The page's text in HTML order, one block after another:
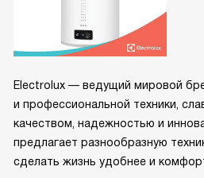
Electrolux — ведущий мировой
и профессиональной техники,
качеством, надежностью и
предлагает разнообразную
сделать жизнь удобнее и